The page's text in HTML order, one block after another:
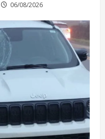
06/08/2026